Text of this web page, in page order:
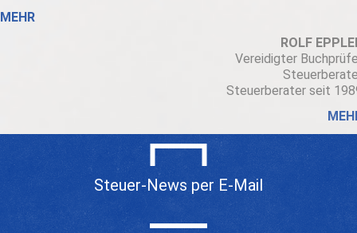
MEHR
ROLF
Vereidigter
Steuerberater seit
Steuer-News per E-Mail